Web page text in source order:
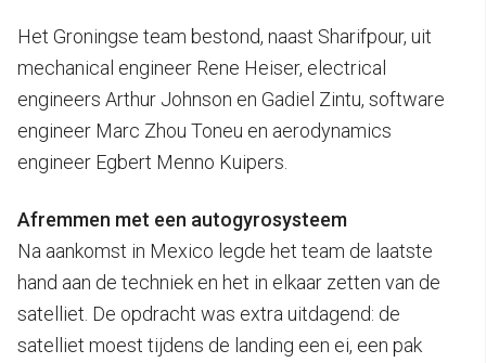
Het Groningse team bestond, naast Sharifpour, uit
mechanical engineer Rene Heiser, electrical
engineers Arthur Johnson en Gadiel Zintu, software
engineer Marc Zhou Toneu en aerodynamics
engineer Egbert Menno Kuipers.
Afremmen met een autogyrosysteem
Na aankomst in Mexico legde het team de laatste
hand aan de techniek en het in elkaar zetten van de
satelliet. De opdracht was extra uitdagend: de
satelliet moest tijdens de landing een ei, een pak